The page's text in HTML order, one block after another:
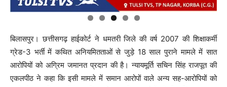
बिलासपुर। छत्तीसगढ़ हाईकोर्ट ने धमतरी जिले की वर्ष 2007 की शिक्षाकर्मी
ग्रेड-3 भर्ती में कथित अनियमितताओं से जुड़े 18 साल पुराने मामले में सात
आरोपियों को अग्रिम जमानत प्रदान की है। न्यायमूर्ति सचिन सिंह राजपूत की
एकलपीठ ने कहा कि इसी मामले में समान आरोपों वाले अन्य सह-आरोपियों को